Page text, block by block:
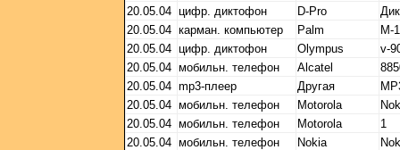
20.05.04 цифр. диктофон D-Pro
20.05.04 карман. компьютер Palm
M-
20.05.04 цифр. диктофон Olympus
v-
20.05.04 мобильн. телефон Alcatel
20.05.04 mp3-плеер Другая
20.05.04 мобильн. телефон Motorola
20.05.04 мобильн. телефон Motorola
1
20.05.04 мобильн. телефон Nokia